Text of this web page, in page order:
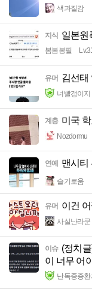
색과질감
지식 일본원
봄봄봉필 Lv.31
유머 김선태
너빨갱이지
계층 미국
Nozdormu
연예 맨시티
슬기로움
유머 이건 어
사실난라쿤
이슈 (정치
이 너무 어
난독중증환